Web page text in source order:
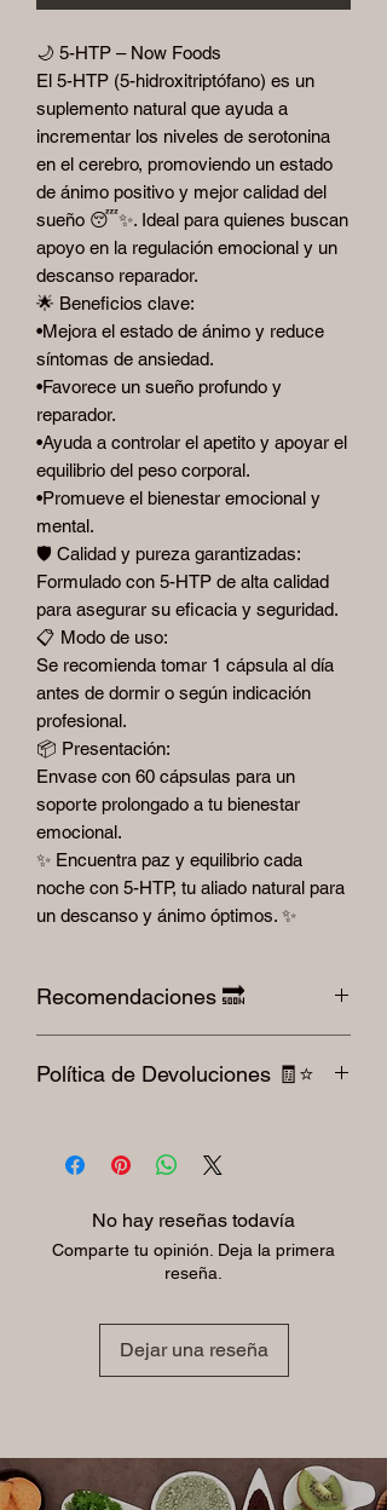
🌙 5-HTP – Now Foods
El 5-HTP (5-hidroxitriptófano) es un
suplemento natural que ayuda a
incrementar los niveles de serotonina
en el cerebro, promoviendo un estado
de ánimo positivo y mejor calidad del
sueño 😴✨. Ideal para quienes buscan
apoyo en la regulación emocional y un
descanso reparador.
🌟 Beneficios clave:
•Mejora el estado de ánimo y reduce
síntomas de ansiedad.
•Favorece un sueño profundo y
reparador.
•Ayuda a controlar el apetito y apoyar el
equilibrio del peso corporal.
•Promueve el bienestar emocional y
mental.
🛡️ Calidad y pureza garantizadas:
Formulado con 5-HTP de alta calidad
para asegurar su eficacia y seguridad.
📋 Modo de uso:
Se recomienda tomar 1 cápsula al día
antes de dormir o según indicación
profesional.
📦 Presentación:
Envase con 60 cápsulas para un
soporte prolongado a tu bienestar
emocional.
✨ Encuentra paz y equilibrio cada
noche con 5-HTP, tu aliado natural para
un descanso y ánimo óptimos. ✨
Recomendaciones 🔜
saturados en grasas 🧈, cuidar los
minutos de ejercicio diario 🏋🏾💪🏼, dormir
preferentemente de 7 a 8 horas diarias
Política de Devoluciones 🧾⭐️
respetar la factura y el producto sellado.
ni se aceptan cambios después de 30
0229-97 de fecha decretada 🧾⭐️
No hay reseñas todavía
Comparte tu opinión. Deja la primera
reseña.
Dejar una reseña